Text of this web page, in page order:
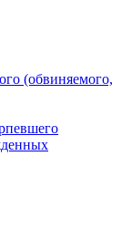
(обвиняемого,